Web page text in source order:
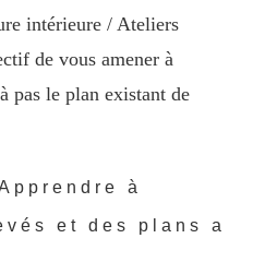
intérieure / Ateliers
de vous amener à
pas le plan existant de
à
et des plans a